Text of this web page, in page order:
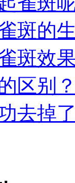
斑的
斑效
区别
去掉